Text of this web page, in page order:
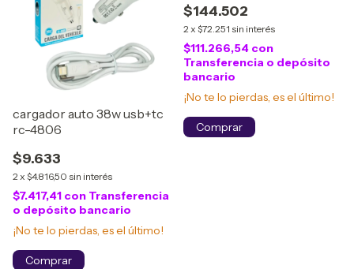
cargador auto 38w usb+tc
rc-4806
$9.633
2 x $4.816,50 sin interés
$7.417,41 con Transferencia
o depósito bancario
¡No te lo pierdas, es el último!
$144.502
2 x $72.251 sin interés
$111.266,54 con
Transferencia o depósito
bancario
¡No te lo pierdas, es el último!